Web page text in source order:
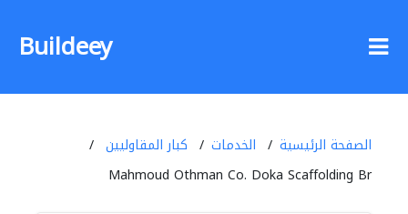
Buildeey
الصفحة الرئيسية الخدمات
كبار المقاوليين
Mahmoud Othman Co. Doka Scaffolding Br